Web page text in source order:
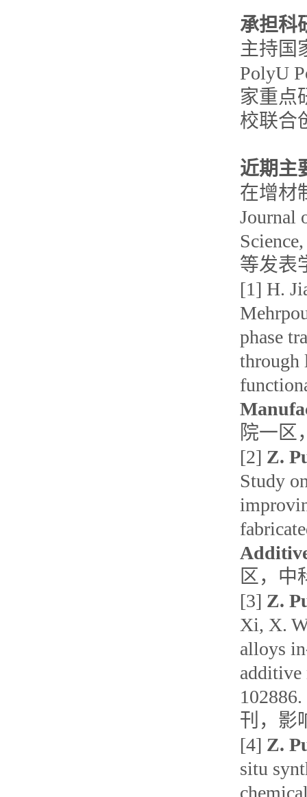
承担科
主持国
PolyU
家重点
校联合
近期主
在增材
Journal
等发表
[1] H.
phase
through
院一区
[2] Z.
Study
区，中
[3] Z.
Xi, X.
alloys
刊，影
[4] Z.
situ